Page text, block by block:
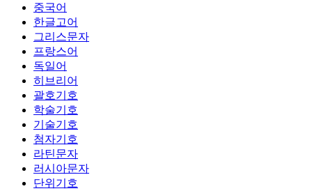
중국어
한글고어
그리스문자
프랑스어
독일어
히브리어
괄호기호
학술기호
기술기호
첨자기호
라틴문자
러시아문자
단위기호